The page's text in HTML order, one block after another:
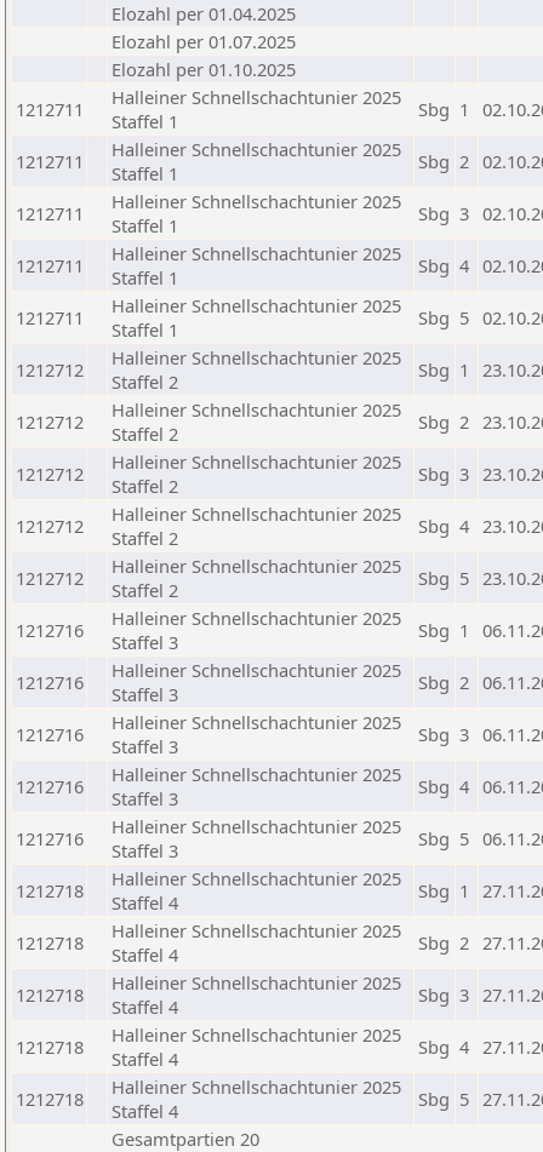
Elozahl per 01.04.2025
Elozahl per 01.07.2025
Elozahl per 01.10.2025
1212711
Halleiner Schnellschachtunier 2025
Staffel 1
Sbg 1
1212711
Halleiner Schnellschachtunier 2025
Staffel 1
Sbg 2
1212711
Halleiner Schnellschachtunier 2025
Staffel 1
Sbg 3
1212711
Halleiner Schnellschachtunier 2025
Staffel 1
Sbg 4
1212711
Halleiner Schnellschachtunier 2025
Staffel 1
Sbg 5
1212712
Halleiner Schnellschachtunier 2025
Staffel 2
Sbg 1
1212712
Halleiner Schnellschachtunier 2025
Staffel 2
Sbg 2
1212712
Halleiner Schnellschachtunier 2025
Staffel 2
Sbg 3
1212712
Halleiner Schnellschachtunier 2025
Staffel 2
Sbg 4
1212712
Halleiner Schnellschachtunier 2025
Staffel 2
Sbg 5
1212716
Halleiner Schnellschachtunier 2025
Staffel 3
Sbg 1
1212716
Halleiner Schnellschachtunier 2025
Staffel 3
Sbg 2
1212716
Halleiner Schnellschachtunier 2025
Staffel 3
Sbg 3
1212716
Halleiner Schnellschachtunier 2025
Staffel 3
Sbg 4
1212716
Halleiner Schnellschachtunier 2025
Staffel 3
Sbg 5
1212718
Halleiner Schnellschachtunier 2025
Staffel 4
Sbg 1
1212718
Halleiner Schnellschachtunier 2025
Staffel 4
Sbg 2
1212718
Halleiner Schnellschachtunier 2025
Staffel 4
Sbg 3
1212718
Halleiner Schnellschachtunier 2025
Staffel 4
Sbg 4
1212718
Halleiner Schnellschachtunier 2025
Staffel 4
Sbg 5
Gesamtpartien 20